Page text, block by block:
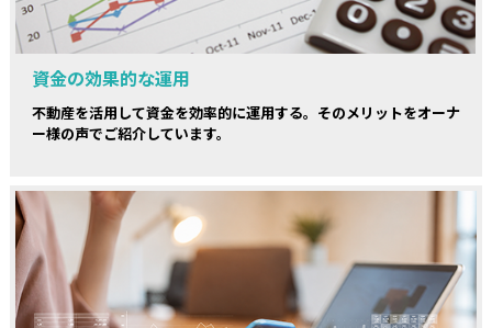
資金の効果的な運用
不動産を活用して資金を効率的に運用する。そのメリットをオーナ
ー様の声でご紹介しています。